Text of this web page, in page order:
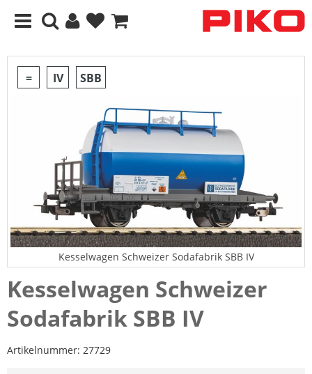
= IV SBB
Kesselwagen Schweizer Sodafabrik SBB IV
Kesselwagen Schweizer
Sodafabrik SBB IV
Artikelnummer: 27729